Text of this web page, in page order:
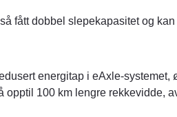
fått dobbel slepekapasitet og
energitap i eAxle-
opptil 100 km lengre rekkevidde,